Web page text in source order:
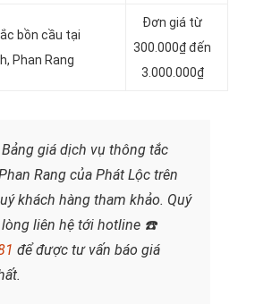
bồn cầu tại
Phan Rang
Đơn giá từ
300.000₫ đến
3.000.000₫
Bảng giá dịch vụ thông tắc
Rang của Phát Lộc trên
khách hàng tham khảo. Quý
liên hệ tới hotline ☎️
để được tư vấn báo giá